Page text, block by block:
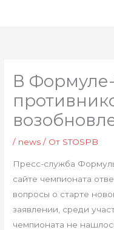
В
/ news / От STOSPB
Пресс-служба
сайте чемпионата
вопросы о старте
заявлении, среди
чемпионата не